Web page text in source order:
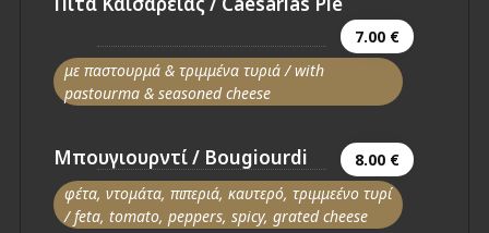
7.00 €
με παστουρμά & τριμμένα τυριά / with
pastourma & seasoned cheese
Μπουγιουρντί / Bougiourdi
8.00 €
φέτα, ντομάτα, πιπεριά, καυτερό, τριμμεένο τυρί
/ feta, tomato, peppers, spicy, grated cheese